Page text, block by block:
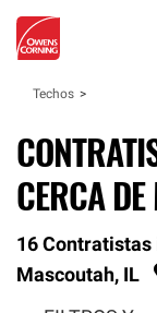
Techos
CERCA
16 Contratistas
Mascoutah, IL